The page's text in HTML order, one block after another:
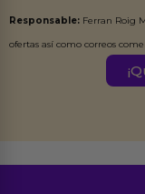
Responsable: Ferran Roig
ofertas así como correos